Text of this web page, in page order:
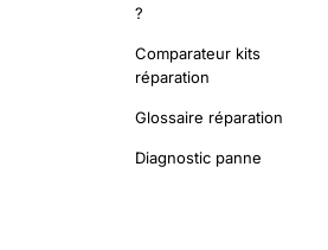
?
Comparateur kits
réparation
Glossaire réparation
Diagnostic panne